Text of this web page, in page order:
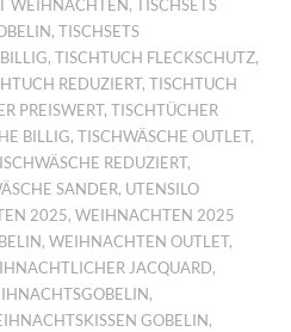
WEIHNACHTEN,TISCHSETS
,TISCHSETS
,TISCHTUCH FLECKSCHUTZ,
REDUZIERT,TISCHTUCH
PREISWERT,TISCHTÜCHER
BILLIG,TISCHWÄSCHE OUTLET,
REDUZIERT,
SANDER, UTENSILO
2025,WEIHNACHTEN 2025
,WEIHNACHTEN OUTLET,
JACQUARD,
,
GOBELIN,